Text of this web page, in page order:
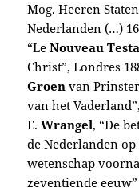
Mog. Heeren
Nederlanden (…)
“LeNouveau
Christ”, Londres
Groenvan
van het
E.Wrangel, “De
de Nederlanden
wetenschap
zeventiende